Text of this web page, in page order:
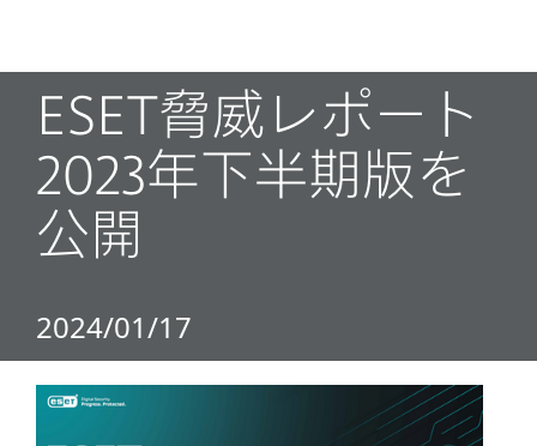
ESET脅威レポート
2023年下半期版を
公開
2024/01/17